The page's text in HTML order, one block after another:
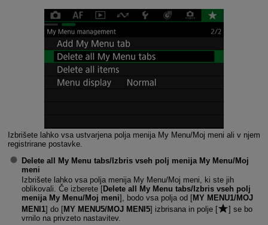
Izbrišete lahko vsa ustvarjena polja menija My Menu/Moj meni ali v njem
registrirane postavke.
Delete all My Menu tabs/Izbris vseh polj menija My Menu/Moj
meni
Izbrišete lahko vsa polja menija My Menu/Moj meni, ki ste jih
oblikovali. Če izberete [Delete all My Menu tabs/Izbris vseh polj
menija My Menu/Moj meni], bodo vsa polja od [MY MENU1/MOJ
MENI1] do [MY MENU5/MOJ MENI5] izbrisana in polje [
] se bo
vrnilo na privzeto nastavitev.